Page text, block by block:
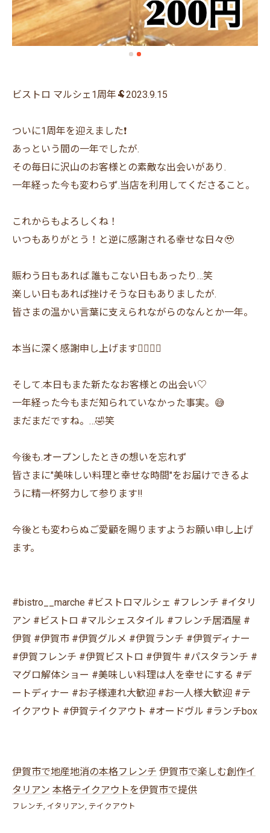
ビストロ マルシェ1周年🐏2023.9.15
ついに1周年を迎えました❗️
あっという間の一年でしたが.
その毎日に沢山のお客様との素敵な出会いがあり.
一年経った今も変わらず.当店を利用してくださること。
これからもよろしくね！
いつもありがとう！と逆に感謝される幸せな日々🥹
賑わう日もあれば.誰もこない日もあったり…笑
楽しい日もあれば挫けそうな日もありましたが.
皆さまの温かい言葉に支えられながらのなんとか一年。
本当に深く感謝申し上げます🙇‍♂️🙇‍♀️
そして.本日もまた新たなお客様との出会い♡
一年経った今もまだ知られていなかった事実。😅
まだまだですね。…🤣笑
今後も.オープンしたときの想いを忘れず
皆さまに"美味しい料理と幸せな時間"をお届けできるよ
うに精一杯努力して参ります‼︎
今後とも変わらぬご愛顧を賜りますようお願い申し上げ
ます。
#bistro__marche #ビストロマルシェ #フレンチ #イタリ
アン #ビストロ #マルシェスタイル #フレンチ居酒屋 #
伊賀 #伊賀市 #伊賀グルメ #伊賀ランチ #伊賀ディナー
#伊賀フレンチ #伊賀ビストロ #伊賀牛 #パスタランチ #
マグロ解体ショー #美味しい料理は人を幸せにする #デ
ートディナー #お子様連れ大歓迎 #お一人様大歓迎 #テ
イクアウト #伊賀テイクアウト #オードヴル #ランチbox
伊賀市で地産地消の本格フレンチ 伊賀市で楽しむ創作イ
タリアン 本格テイクアウトを伊賀市で提供
フレンチ イタリアン テイクアウト